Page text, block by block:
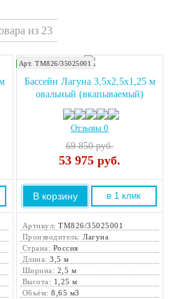
из 23
Закажите монтаж!
Арт. ТМ826/35025001
Бассейн Лагуна 3,5х2,5х1,25 м
овальный (вкапываемый)
Отзывы 0
69 850 руб.
53 975 руб.
В корзину в 1 клик
Артикул:ТМ826/35025001
Производитель:Лагуна
Страна: Россия
Длина:3,5 м
Ширина: 2,5 м
Высота: 1,25 м
Объём:8,65 м3